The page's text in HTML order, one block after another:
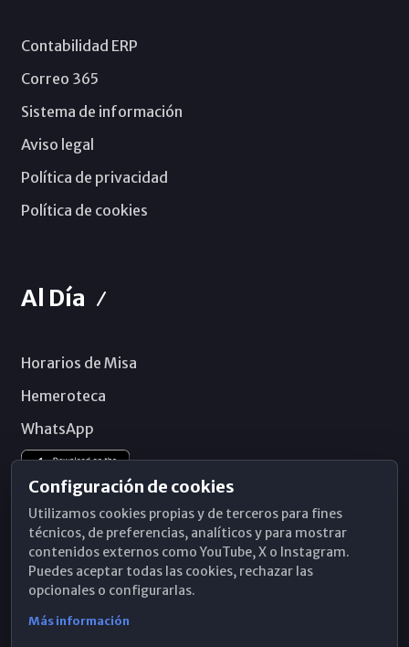
Contabilidad ERP
Correo 365
Sistema de información
Aviso legal
Política de privacidad
Política de cookies
Al Día
Horarios de Misa
Hemeroteca
WhatsApp
Configuración de cookies
Utilizamos cookies propias y de terceros para fines
técnicos, de preferencias, analíticos y para mostrar
contenidos externos como YouTube, X o Instagram.
Puedes aceptar todas las cookies, rechazar las
opcionales o configurarlas.
Más información